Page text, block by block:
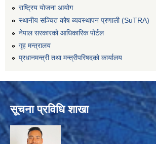
राष्ट्रिय योजना आयोग
स्थानीय सञ्चित कोष ब्यवस्थापन प्रणाली (SuTRA)
नेपाल सरकारको आधिकारिक पोर्टल
गृह मन्त्रालय
प्रधानमन्त्री तथा मन्त्रीपरिषदको कार्यालय
सूचना प्रविधि शाखा